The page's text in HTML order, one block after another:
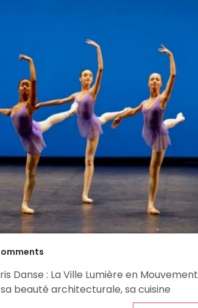
Danse : La Ville Lumière en Mouvement
beauté architecturale, sa cuisine